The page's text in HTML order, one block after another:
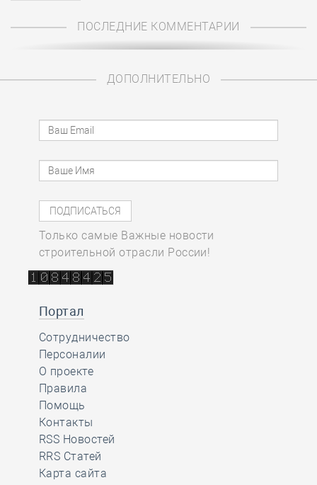
ПОСЛЕДНИЕ КОММЕНТАРИИ
ДОПОЛНИТЕЛЬНО
Только самые Важные новости
строительной отрасли России!
Портал
Сотрудничество
Персоналии
О проекте
Правила
Помощь
Контакты
RSS Новостей
RRS Статей
Карта сайта